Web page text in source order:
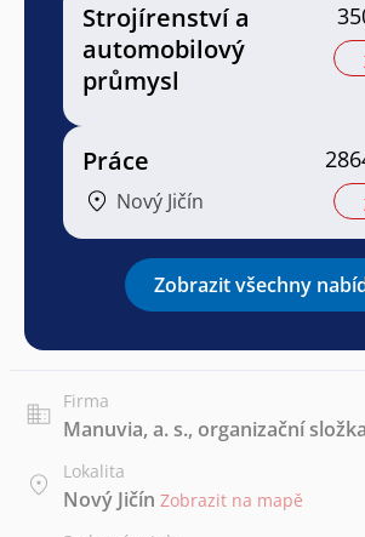
Strojírenství a
automobilový
průmysl
Práce
Nový Jičín
Zobrazit všechny
Firma
Manuvia, a. s., organizační složka
Lokalita
Nový Jičín Zobrazit na mapě